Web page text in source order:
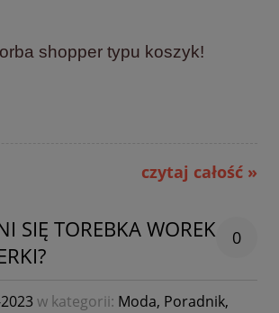
shopper typu koszyk!
czytaj całość »
SIĘ TOREBKA WOREK
0
w kategorii: Moda, Poradnik,